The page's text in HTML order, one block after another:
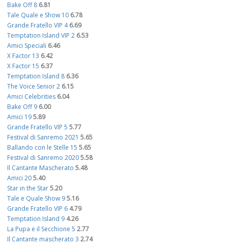
Bake Off 8 6.81
Tale Quale e Show 10 6.78
Grande Fratello VIP 4 6.69
Temptation Island VIP 2 6.53
Amici Speciali 6.46
X Factor 13 6.42
X Factor 15 6.37
Temptation Island 8 6.36
The Voice Senior 2 6.15
Amici Celebrities 6.04
Bake Off 9 6.00
Amici 195.89
Grande Fratello VIP 5 5.77
Festival di Sanremo 2021 5.65
Ballando con le Stelle 15 5.65
Festival di Sanremo 20205.58
Il Cantante Mascherato 5.48
Amici 205.40
Star in the Star5.20
Tale e Quale Show 95.16
Grande Fratello VIP 6 4.79
Temptation Island 9 4.26
La Pupa e il Secchione 5 2.77
Il Cantante mascherato 3 2.74